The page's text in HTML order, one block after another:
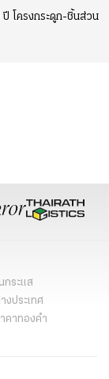
โครงกระดูก-ชิ้นส่วน
กระแส
งประเทศ
คาทองคำ